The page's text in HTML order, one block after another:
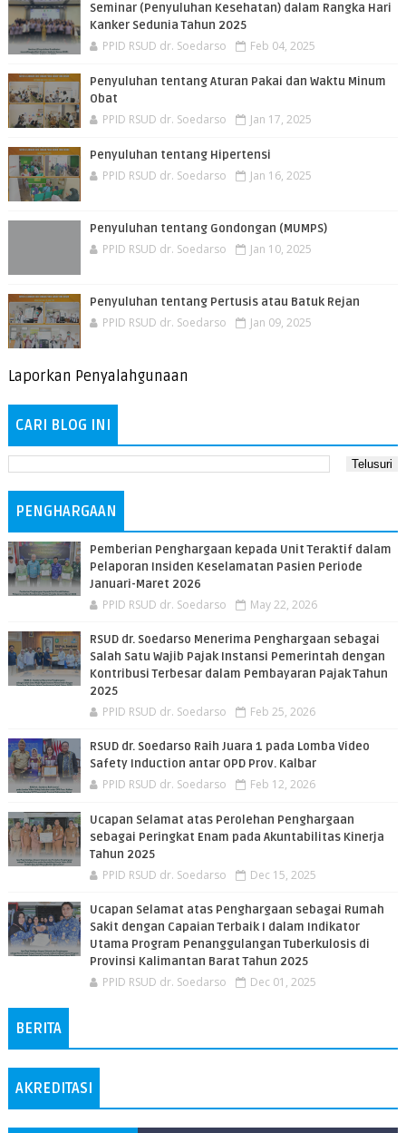
Seminar (Penyuluhan Kesehatan) dalam Rangka Hari
Kanker Sedunia Tahun 2025
PPID RSUD dr. Soedarso Feb 04, 2025
Penyuluhan tentang Aturan Pakai dan Waktu Minum
Obat
PPID RSUD dr. Soedarso Jan 17, 2025
Penyuluhan tentang Hipertensi
PPID RSUD dr. Soedarso Jan 16, 2025
Penyuluhan tentang Gondongan (MUMPS)
PPID RSUD dr. Soedarso Jan 10, 2025
Penyuluhan tentang Pertusis atau Batuk Rejan
PPID RSUD dr. Soedarso Jan 09, 2025
Laporkan Penyalahgunaan
CARI BLOG INI
PENGHARGAAN
Pemberian Penghargaan kepada Unit Teraktif dalam
Pelaporan Insiden Keselamatan Pasien Periode
Januari-Maret 2026
PPID RSUD dr. Soedarso May 22, 2026
RSUD dr. Soedarso Menerima Penghargaan sebagai
Salah Satu Wajib Pajak Instansi Pemerintah dengan
Kontribusi Terbesar dalam Pembayaran Pajak Tahun
2025
PPID RSUD dr. Soedarso Feb 25, 2026
RSUD dr. Soedarso Raih Juara 1 pada Lomba Video
Safety Induction antar OPD Prov. Kalbar
PPID RSUD dr. Soedarso Feb 12, 2026
Ucapan Selamat atas Perolehan Penghargaan
sebagai Peringkat Enam pada Akuntabilitas Kinerja
Tahun 2025
PPID RSUD dr. Soedarso Dec 15, 2025
Ucapan Selamat atas Penghargaan sebagai Rumah
Sakit dengan Capaian Terbaik I dalam Indikator
Utama Program Penanggulangan Tuberkulosis di
Provinsi Kalimantan Barat Tahun 2025
PPID RSUD dr. Soedarso Dec 01, 2025
BERITA
AKREDITASI